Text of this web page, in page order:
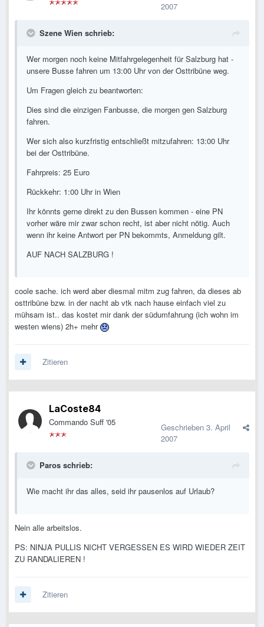
2007
Szene Wien schrieb:
Wer morgen noch keine Mitfahrgelegenheit für Salzburg hat -
unsere Busse fahren um 13:00 Uhr von der Osttribüne weg.
Um Fragen gleich zu beantworten:
Dies sind die einzigen Fanbusse, die morgen gen Salzburg
fahren.
Wer sich also kurzfristig entschließt mitzufahren: 13:00 Uhr
bei der Osttribüne.
Fahrpreis: 25 Euro
Rückkehr: 1:00 Uhr in Wien
Ihr könnts gerne direkt zu den Bussen kommen - eine PN
vorher wäre mir zwar schon recht, ist aber nicht nötig. Auch
wenn ihr keine Antwort per PN bekommts, Anmeldung gilt.
AUF NACH SALZBURG !
coole sache. ich werd aber diesmal mitm zug fahren, da dieses ab
osttribüne bzw. in der nacht ab vtk nach hause einfach viel zu
mühsam ist.. das kostet mir dank der südumfahrung (ich wohn im
westen wiens) 2h+ mehr
Zitieren
LaCoste84
Commando Suff '05 Geschrieben 3. April
2007
Paros schrieb:
Wie macht ihr das alles, seid ihr pausenlos auf Urlaub?
Nein alle arbeitslos.
PS: NINJA PULLIS NICHT VERGESSEN ES WIRD WIEDER ZEIT
ZU RANDALIEREN !
Zitieren